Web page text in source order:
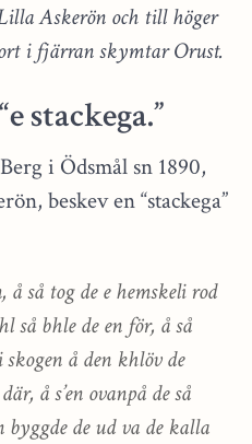
Askerön och till höger
i fjärran skymtar Orust.
stackega.”
i Ödsmål sn 1890,
beskev en “stackega”
å så tog de e hemskeli rod
så bhle de en för, å så
å den khlöv de
å s’en ovanpå de så
byggde de ud va de kalla